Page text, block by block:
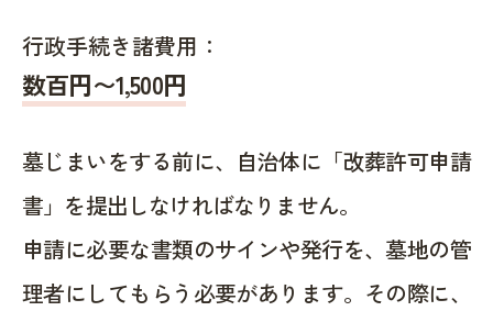
行政手続き諸費用：
数百円〜1,500円
墓じまいをする前に、自治体に「改葬許可申請
書」を提出しなければなりません。
申請に必要な書類のサインや発行を、墓地の管
理者にしてもらう必要があります。その際に、